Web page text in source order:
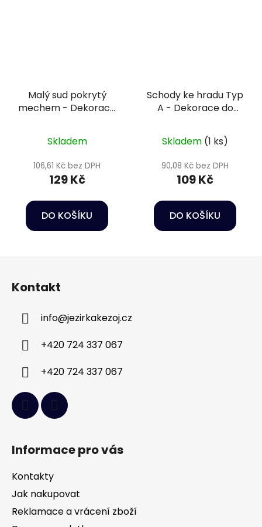
Malý sud pokrytý
mechem - Dekorace
Skladem
106,61 Kč bez DPH
129 Kč
DO KOŠÍKU
Schody ke hradu Typ
A - Dekorace do
Skladem (1 ks)
90,08 Kč bez DPH
109 Kč
DO KOŠÍKU
Kontakt
info@jezirkakezoj.cz
+420 724 337 067
+420 724 337 067
Informace pro vás
Kontakty
Jak nakupovat
Reklamace a vrácení zboží